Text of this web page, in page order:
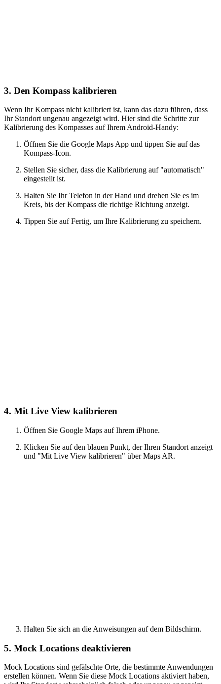
3. Den Kompass kalibrieren
Wenn Ihr Kompass nicht kalibriert ist, kann das dazu führen, dass
Ihr Standort ungenau angezeigt wird. Hier sind die Schritte zur
Kalibrierung des Kompasses auf Ihrem Android-Handy:
Öffnen Sie die Google Maps App und tippen Sie auf das
Kompass-Icon.
Stellen Sie sicher, dass die Kalibrierung auf "automatisch"
eingestellt ist.
Halten Sie Ihr Telefon in der Hand und drehen Sie es im
Kreis, bis der Kompass die richtige Richtung anzeigt.
Tippen Sie auf Fertig, um Ihre Kalibrierung zu speichern.
4. Mit Live View kalibrieren
Öffnen Sie Google Maps auf Ihrem iPhone.
Klicken Sie auf den blauen Punkt, der Ihren Standort anzeigt
und "Mit Live View kalibrieren" über Maps AR.
Halten Sie sich an die Anweisungen auf dem Bildschirm.
5. Mock Locations deaktivieren
Mock Locations sind gefälschte Orte, die bestimmte Anwendungen
erstellen können. Wenn Sie diese Mock Locations aktiviert haben,